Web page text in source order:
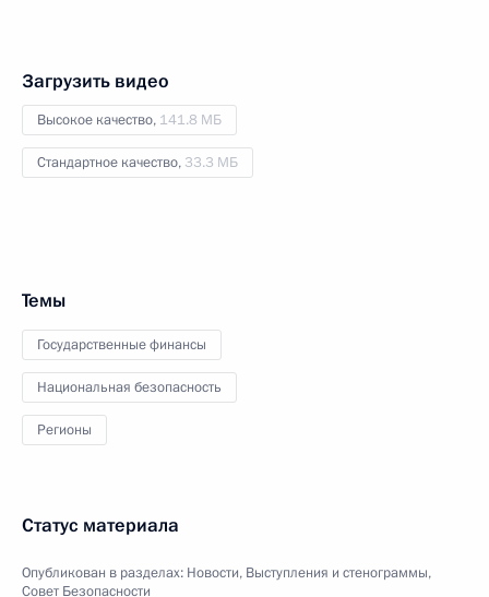
Загрузить видео
Высокое качество, 141.8 МБ
Стандартное качество, 33.3 МБ
Темы
Государственные финансы
Национальная безопасность
Регионы
Статус материала
Опубликован в разделах: Новости, Выступления и стенограммы,
Совет Безопасности